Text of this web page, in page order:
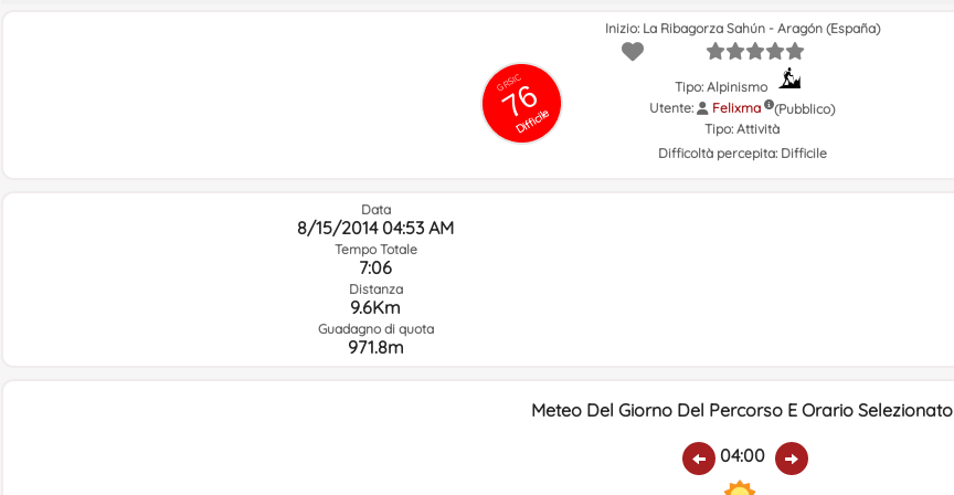
GRSIC
76
Difficile
Inizio: La Ribagorza Sahún - Aragón (España)
Tipo: Alpinismo
Utente:
Felixma
(Pubblico)
Tipo: Attività
Difficoltà percepita: Difficile
Data
8/15/2014 04:53 AM
Tempo Totale
7:06
Distanza
9.6Km
Guadagno di quota
971.8m
Meteo Del Giorno Del Percorso E Orario Selezionato
04:00